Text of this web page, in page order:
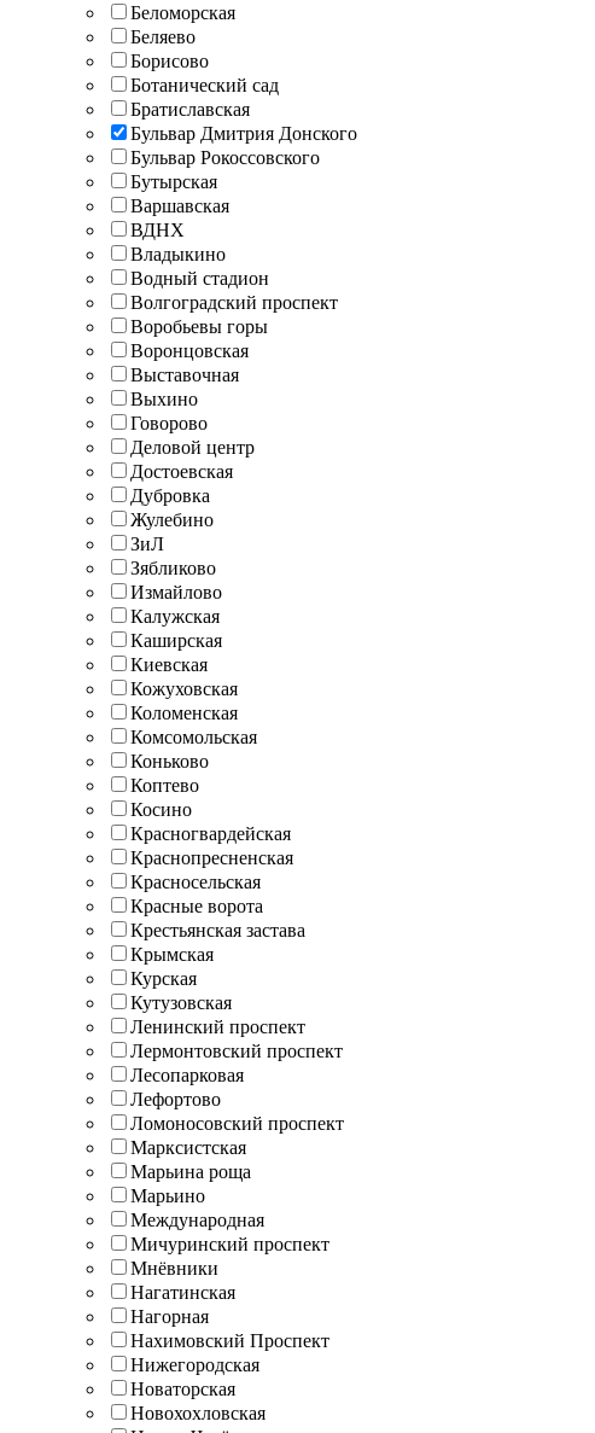
Беломорская
Беляево
Борисово
Ботанический сад
Братиславская
Бульвар Дмитрия Донского
Бульвар Рокоссовского
Бутырская
Варшавская
ВДНХ
Владыкино
Водный стадион
Волгоградский проспект
Воробьевы горы
Воронцовская
Выставочная
Выхино
Говорово
Деловой центр
Достоевская
Дубровка
Жулебино
ЗиЛ
Зябликово
Измайлово
Калужская
Каширская
Киевская
Кожуховская
Коломенская
Комсомольская
Коньково
Коптево
Косино
Красногвардейская
Краснопресненская
Красносельская
Красные ворота
Крестьянская застава
Крымская
Курская
Кутузовская
Ленинский проспект
Лермонтовский проспект
Лесопарковая
Лефортово
Ломоносовский проспект
Марксистская
Марьина роща
Марьино
Международная
Мичуринский проспект
Мнёвники
Нагатинская
Нагорная
Нахимовский Проспект
Нижегородская
Новаторская
Новохохловская